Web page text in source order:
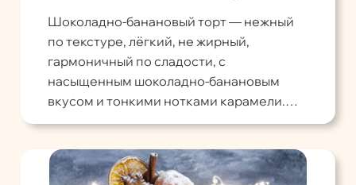
Шоколадно-банановый торт — нежный
по текстуре, лёгкий, не жирный,
гармоничный по сладости, с
насыщенным шоколадно-банановым
вкусом и тонкими нотками карамели.…